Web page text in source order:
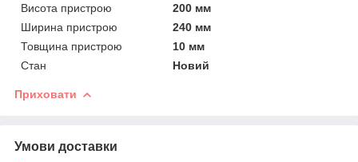
Висота пристрою
200 мм
Ширина пристрою
240 мм
Товщина пристрою
10 мм
Стан
Новий
Приховати
Умови доставки